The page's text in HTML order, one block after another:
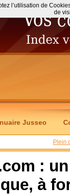
Jusseo
Plein
:
à
l’utilisation de
de